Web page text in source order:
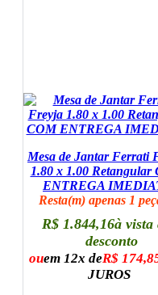
Mesa de Jantar Ferrati
1.80 x 1.00 Retangular
ENTREGA
Resta(m) apenas 1
R$ 1.844,16à vista
desconto
ouem 12x deR$
JUROS